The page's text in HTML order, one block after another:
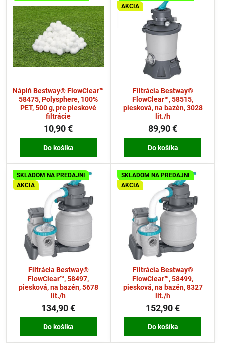
Náplň Bestway® FlowClear™
58475, Polysphere, 100%
PET, 500 g, pre pieskové
filtrácie
10,90 €
Do košíka
AKCIA
Filtrácia Bestway®
FlowClear™, 58515,
piesková, na bazén, 3028
lit./h
89,90 €
Do košíka
SKLADOM NA PREDAJNI
AKCIA
Filtrácia Bestway®
FlowClear™, 58497,
piesková, na bazén, 5678
lit./h
134,90 €
Do košíka
SKLADOM NA PREDAJNI
AKCIA
Filtrácia Bestway®
FlowClear™, 58499,
piesková, na bazén, 8327
lit./h
152,90 €
Do košíka